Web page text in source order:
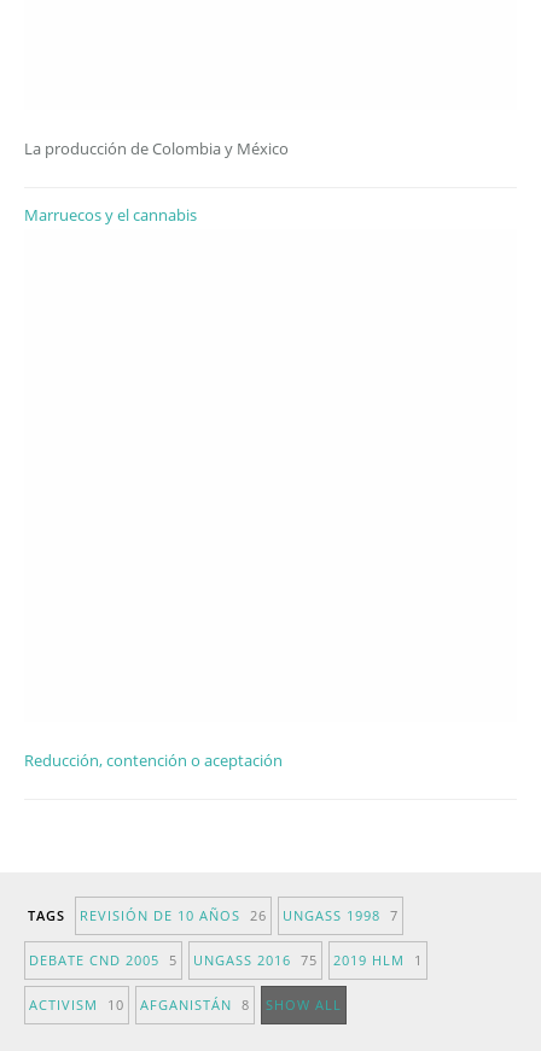
La producción de Colombia y México
Marruecos y el cannabis
Reducción, contención o aceptación
TAGS REVISIÓN DE 10 AÑOS 26 UNGASS 1998 7
DEBATE CND 2005 5 UNGASS 2016 75 2019 HLM 1
ACTIVISM 10 AFGANISTÁN 8 SHOW ALL